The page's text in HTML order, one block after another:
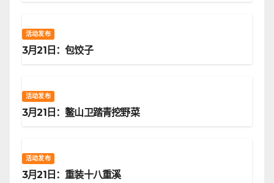
活动发布
3月21日：包饺子
活动发布
3月21日：鳌山卫踏青挖野菜
活动发布
3月21日：重装十八重溪